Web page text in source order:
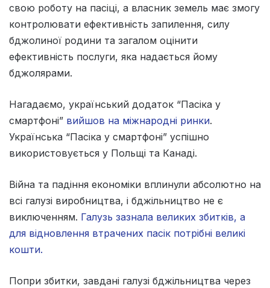
свою роботу на пасіці, а власник земель має змогу
контролювати ефективність запилення, силу
бджолиної родини та загалом оцінити
ефективність послуги, яка надається йому
бджолярами.
Нагадаємо, український додаток “Пасіка у
смартфоні” вийшов на міжнародні ринки.
Українська “Пасіка у смартфоні” успішно
використовується у Польщі та Канаді.
Війна та падіння економіки вплинули абсолютно на
всі галузі виробництва, і бджільництво не є
виключенням. Галузь зазнала великих збитків, а
для відновлення втрачених пасік потрібні великі
кошти.
Попри збитки, завдані галузі бджільництва через